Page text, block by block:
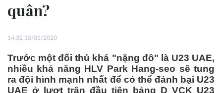
quân?
14:32 10/01/2020
Trước một đối thủ khá "nặng đô" là U23 UAE,
nhiều khả năng HLV Park Hang-seo sẽ tung
ra đội hình mạnh nhất để có thể đánh bại U23
UAE ở lượt trận đầu tiên bảng D VCK U23